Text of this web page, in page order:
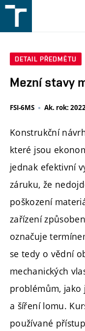
v
DETAIL PŘEDMĚTU
Mezní stavy
FSI-6MS Ak. rok:
Konstrukční
které jsou
jednak efektivní
záruku, že
poškození
zařízení
označuje
se tedy o vědní
mechanických
problémům, jako
a šíření lomu.
používané